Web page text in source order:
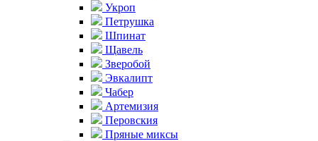
Укроп
Петрушка
Шпинат
Щавель
Зверобой
Эвкалипт
Чабер
Артемизия
Перовския
Пряные миксы